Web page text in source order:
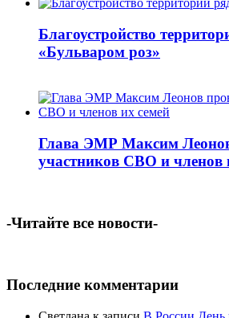
Благоустройство
«Бульваром роз»
Глава ЭМР Максим
участников СВО и членов
-Читайте все новости-
Последние комментарии